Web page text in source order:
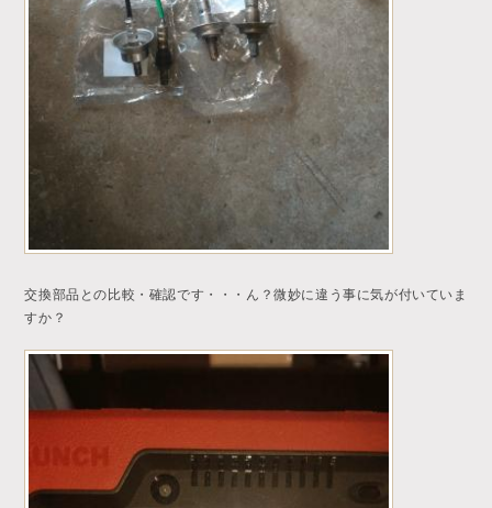
交換部品との比較・確認です・・・ん？微妙に違う事に気が付いていま
すか？